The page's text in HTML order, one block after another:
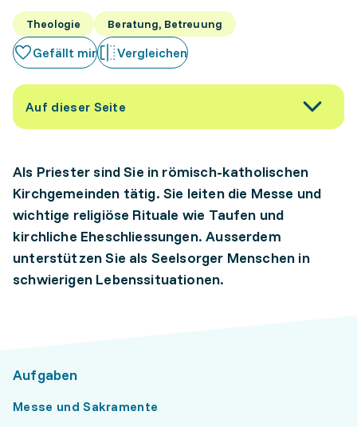
Theologie Beratung, Betreuung
Gefällt mir Vergleichen
Auf dieser Seite
Als Priester sind Sie in römisch-katholischen
Kirchgemeinden tätig. Sie leiten die Messe und
wichtige religiöse Rituale wie Taufen und
kirchliche Eheschliessungen. Ausserdem
unterstützen Sie als Seelsorger Menschen in
schwierigen Lebenssituationen.
Aufgaben
Messe und Sakramente